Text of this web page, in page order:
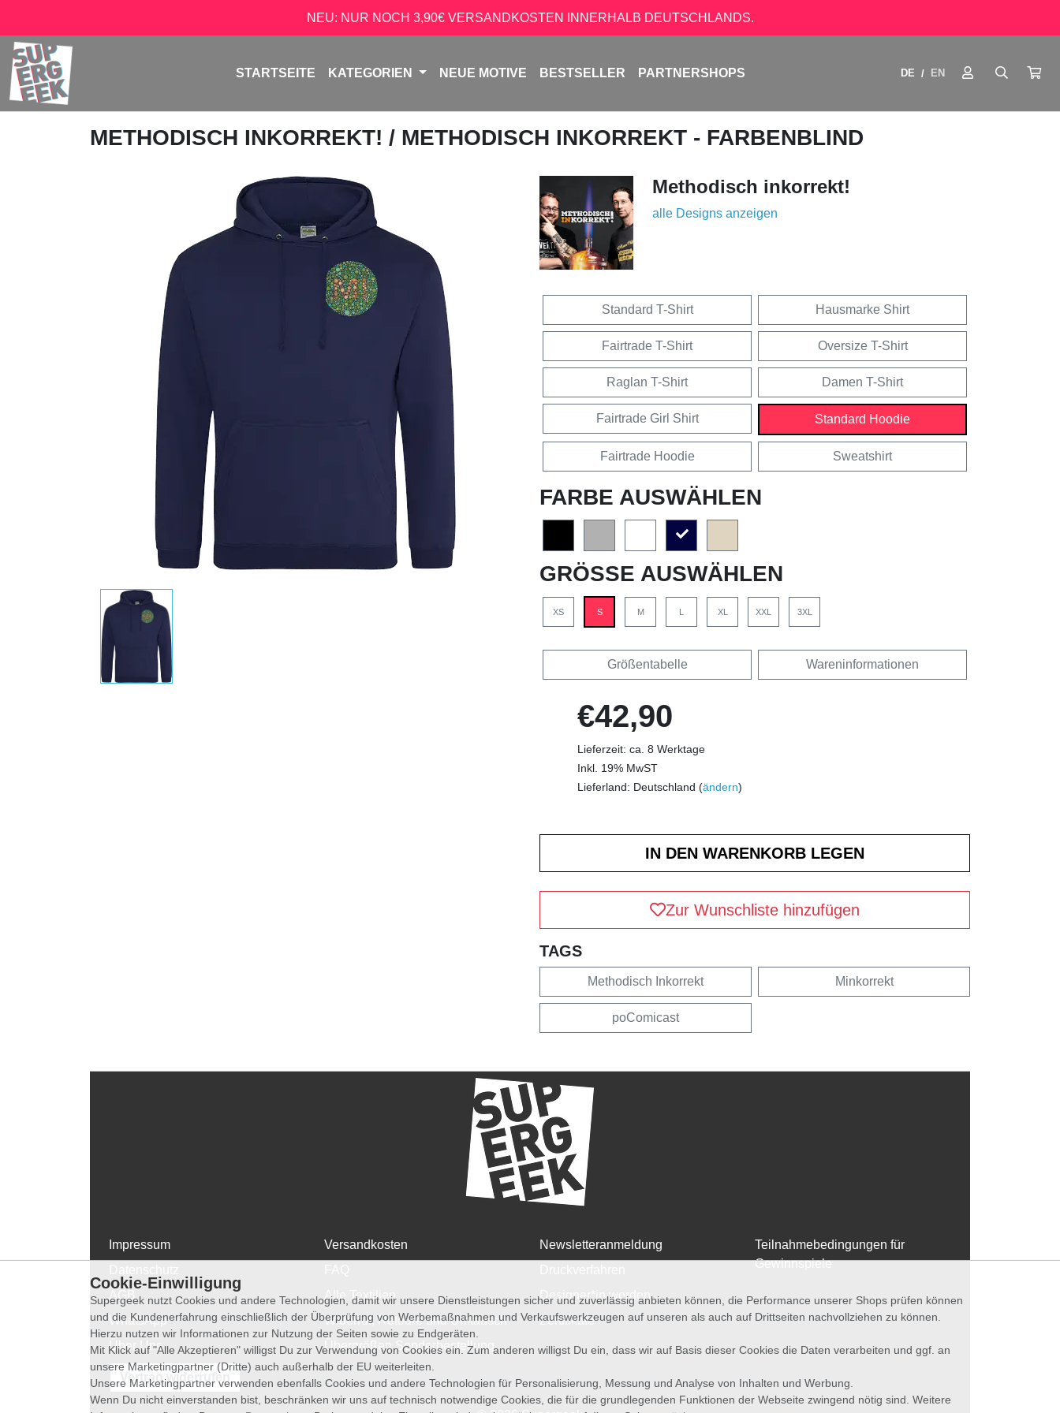
NEU: NUR NOCH 3,90€ VERSANDKOSTEN INNERHALB DEUTSCHLANDS.
STARTSEITE KATEGORIEN NEUE MOTIVE BESTSELLER PARTNERSHOPS DE / EN
METHODISCH INKORREKT! / METHODISCH INKORREKT - FARBENBLIND
Methodisch inkorrekt!
alle Designs anzeigen
Standard T-Shirt Hausmarke Shirt
Fairtrade T-Shirt Oversize T-Shirt
Raglan T-Shirt Damen T-Shirt
Fairtrade Girl Shirt Standard Hoodie
Fairtrade Hoodie Sweatshirt
FARBE AUSWÄHLEN
GRÖSSE AUSWÄHLEN
XS S M L XL XXL 3XL
Größentabelle Wareninformationen
€42,90
Lieferzeit: ca. 8 Werktage
Inkl. 19% MwST
Lieferland: Deutschland (ändern)
Zur Wunschliste hinzufügen
TAGS
Methodisch Inkorrekt Minkorrekt
poComicast
Impressum
WhatsApp
Über Uns
Versandkosten
Alle Textilien
Widerruf, Retoure und Umtausch
Übergrößen Sonderbestellung
Newsletteranmeldung
Designer*in werden
Zertifikate
Teilnahmebedingungen für
Gewinnspiele
Vertrag widerrufen
Cookie-Einwilligung
Supergeek nutzt Cookies und andere Technologien, damit wir unsere Dienstleistungen sicher und zuverlässig anbieten können, die Performance unserer Shops prüfen können
und die Kundenerfahrung einschließlich der Überprüfung von Werbemaßnahmen und Verkaufswerkzeugen auf unseren als auch auf Drittseiten nachvollziehen zu können.
Hierzu nutzen wir Informationen zur Nutzung der Seiten sowie zu Endgeräten.
Mit Klick auf "Alle Akzeptieren" willigst Du zur Verwendung von Cookies ein. Zum anderen willigst Du ein, dass wir auf Basis dieser Cookies die Daten verarbeiten und ggf. an
unsere Marketingpartner (Dritte) auch außerhalb der EU weiterleiten.
Unsere Marketingpartner verwenden ebenfalls Cookies und andere Technologien für Personalisierung, Messung und Analyse von Inhalten und Werbung.
Wenn Du nicht einverstanden bist, beschränken wir uns auf technisch notwendige Cookies, die für die grundlegenden Funktionen der Webseite zwingend nötig sind. Weitere